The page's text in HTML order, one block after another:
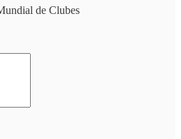
de Clubes